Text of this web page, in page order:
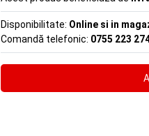
Disponibilitate: Online si in
Comandă telefonic: 0755 223